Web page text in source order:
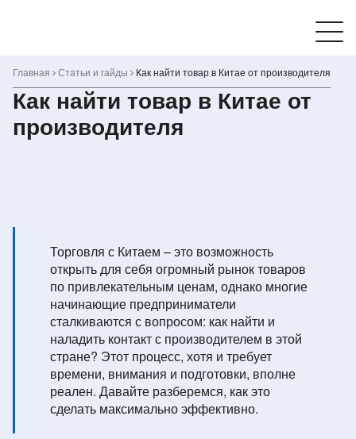
Главная Статьи и гайды Как найти товар в Китае от производителя
Как найти товар в Китае от
производителя
Торговля с Китаем – это возможность
открыть для себя огромный рынок товаров
по привлекательным ценам, однако многие
начинающие предприниматели
сталкиваются с вопросом: как найти и
наладить контакт с производителем в этой
стране? Этот процесс, хотя и требует
времени, внимания и подготовки, вполне
реален. Давайте разберемся, как это
сделать максимально эффективно.